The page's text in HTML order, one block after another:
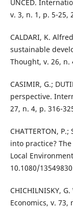
UNCED.
v. 3, n. 1, p. 5-25,
CALDARI, K.
sustainable
Thought, v. 26, n.
CASIMIR, G.;
perspective.
27, n. 4, p. 316-
CHATTERTON,
into practice?
Local
10.1080/
CHICHILNISKY,
Economics, v. 73,